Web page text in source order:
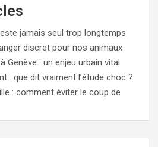
jamais seul trop longtemps
discret pour nos animaux
Genève : un enjeu urbain vital
: que dit vraiment l’étude choc ?
: comment éviter le coup de